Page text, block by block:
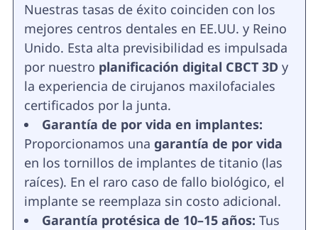
Nuestras tasas de éxito coinciden con los
mejores centros dentales en EE.UU. y Reino
Unido. Esta alta previsibilidad es impulsada
por nuestro planificación digital CBCT 3Dy
la experiencia de cirujanos maxilofaciales
certificados por la junta.
Garantía de por vida en implantes:
Proporcionamos una garantía de por vida
en los tornillos de implantes de titanio (las
raíces). En el raro caso de fallo biológico, el
implante se reemplaza sin costo adicional.
Garantía protésica de 10–15 años: Tus